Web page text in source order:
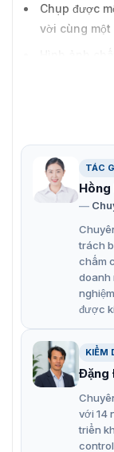
Chụp được
vời cùng một
Hiệu suất
× và zoom
Hỗ trợ WDR,
sáng theo
Tầm nhìn
tới 30 m
trong kênh
Hỗ trợ 12 đầu
Hỗ trợ chế
TÁC
Hồng
trách
chấm
doanh
được
KIỂM
Đặng
với 14
triển